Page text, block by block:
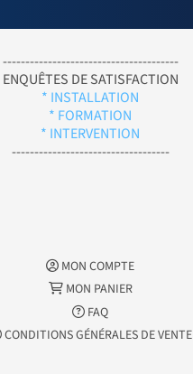
---------------------------------------
ENQUÊTES DE SATISFACTION
* INSTALLATION
* FORMATION
* INTERVENTION
-----------------------------------
MON COMPTE
MON PANIER
FAQ
CONDITIONS GÉNÉRALES DE VENTE